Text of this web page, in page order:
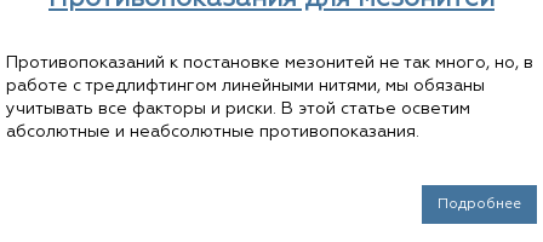
Противопоказаний к постановке мезонитей не так много, но, в
работе с тредлифтингом линейными нитями, мы обязаны
учитывать все факторы и риски. В этой статье осветим
абсолютные и неабсолютные противопоказания.
Подробнее